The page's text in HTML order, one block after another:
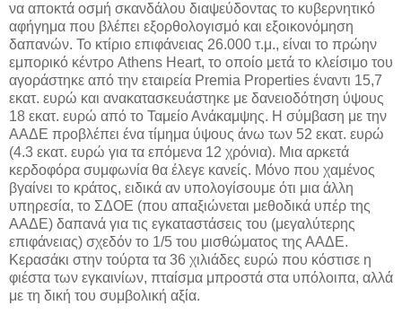
να αποκτά οσμή σκανδάλου διαψεύδοντας το κυβερνητικό
αφήγημα που βλέπει εξορθολογισμό και εξοικονόμηση
δαπανών. Το κτίριο επιφάνειας 26.000 τ.μ., είναι το πρώην
εμπορικό κέντρο Athens Heart, το οποίο μετά το κλείσιμο του
αγοράστηκε από την εταιρεία Premia Properties έναντι 15,7
εκατ. ευρώ και ανακατασκευάστηκε με δανειοδότηση ύψους
18 εκατ. ευρώ από το Ταμείο Ανάκαμψης. Η σύμβαση με την
ΑΑΔΕ προβλέπει ένα τίμημα ύψους άνω των 52 εκατ. ευρώ
(4.3 εκατ. ευρώ για τα επόμενα 12 χρόνια). Μια αρκετά
κερδοφόρα συμφωνία θα έλεγε κανείς. Μόνο που χαμένος
βγαίνει το κράτος, ειδικά αν υπολογίσουμε ότι μια άλλη
υπηρεσία, το ΣΔΟΕ (που απαξιώνεται μεθοδικά υπέρ της
ΑΑΔΕ) δαπανά για τις εγκαταστάσεις του (μεγαλύτερης
επιφάνειας) σχεδόν το 1/5 του μισθώματος της ΑΑΔΕ.
Κερασάκι στην τούρτα τα 36 χιλιάδες ευρώ που κόστισε η
φιέστα των εγκαινίων, πταίσμα μπροστά στα υπόλοιπα, αλλά
με τη δική του συμβολική αξία.